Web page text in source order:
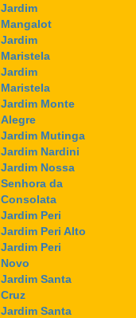
Jardim
Mangalot
Jardim
Maristela
Jardim
Maristela
Jardim Monte
Alegre
Jardim Mutinga
Jardim Nardini
Jardim Nossa
Senhora da
Consolata
Jardim Peri
Jardim Peri Alto
Jardim Peri
Novo
Jardim Santa
Cruz
Jardim Santa